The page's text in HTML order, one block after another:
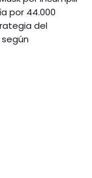
por 44.000
del